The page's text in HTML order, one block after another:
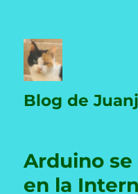
Blog de
Arduino
en la